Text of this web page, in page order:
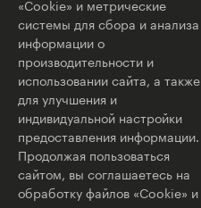
«Cookie» и метрические
системы для сбора и анализа
информации о
производительности и
использовании сайта, а также
для улучшения и
индивидуальной настройки
предоставления информации.
Продолжая пользоваться
сайтом, вы соглашаетесь на
обработку файлов «Cookie» и